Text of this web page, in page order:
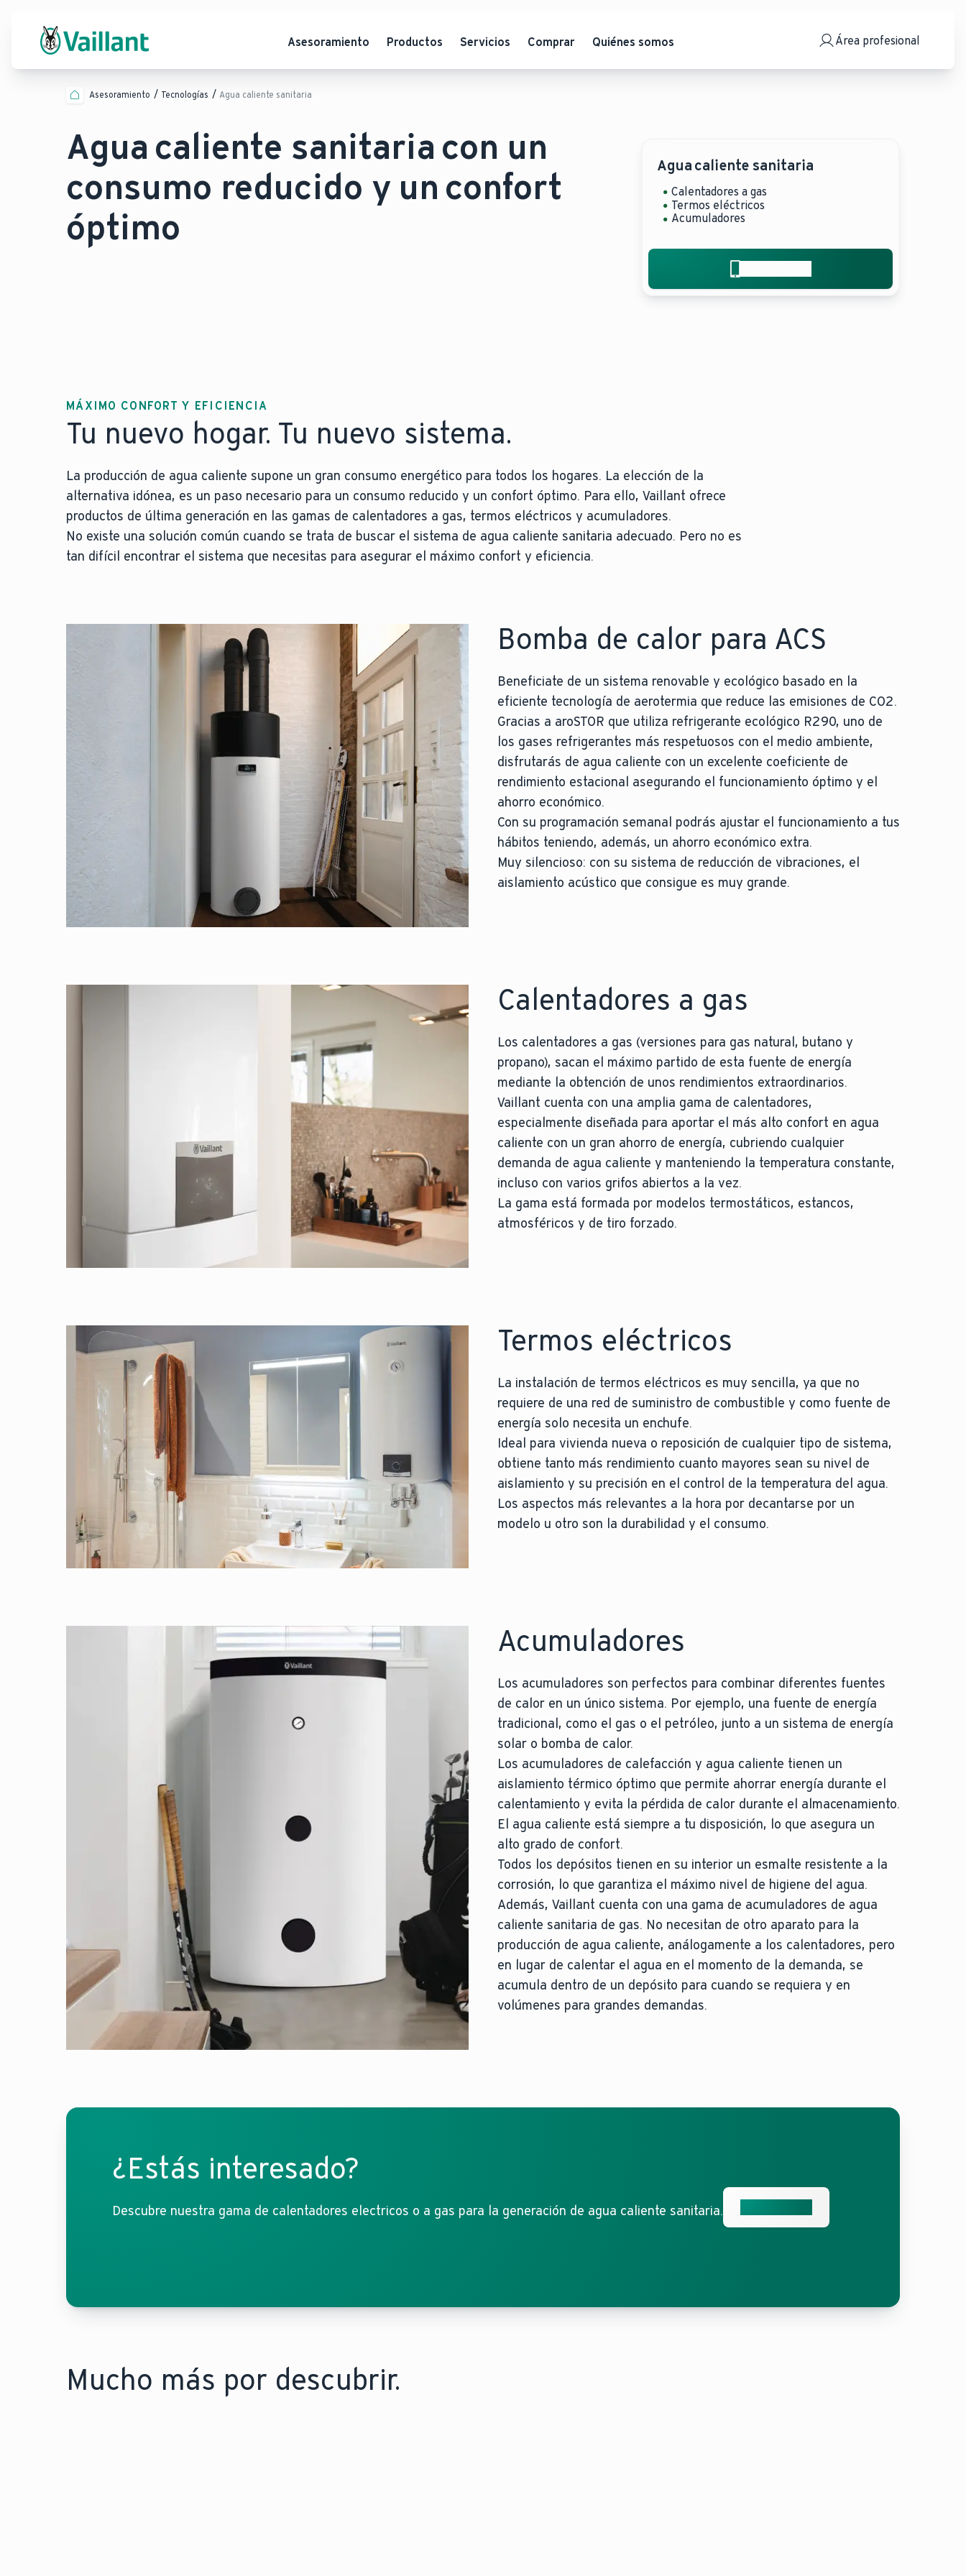
Asesoramiento Productos Servicios Comprar Quiénes somos Área profesional
Asesoramiento Tecnologías Agua caliente sanitaria
Agua caliente sanitaria con un
consumo reducido y un confort
óptimo
Agua caliente sanitaria
Calentadores a gas
Termos eléctricos
Acumuladores
MÁXIMO CONFORT Y EFICIENCIA
Tu nuevo hogar. Tu nuevo sistema.
La producción de agua caliente supone un gran consumo energético para todos los hogares. La elección de la
alternativa idónea, es un paso necesario para un consumo reducido y un confort óptimo. Para ello, Vaillant ofrece
productos de última generación en las gamas de calentadores a gas, termos eléctricos y acumuladores.
No existe una solución común cuando se trata de buscar el sistema de agua caliente sanitaria adecuado. Pero no es
tan difícil encontrar el sistema que necesitas para asegurar el máximo confort y eficiencia.
Bomba de calor para ACS
Beneficiate de un sistema renovable y ecológico basado en la
eficiente tecnología de aerotermia que reduce las emisiones de CO2.
Gracias a aroSTOR que utiliza refrigerante ecológico R290, uno de
los gases refrigerantes más respetuosos con el medio ambiente,
disfrutarás de agua caliente con un excelente coeficiente de
rendimiento estacional asegurando el funcionamiento óptimo y el
ahorro económico.
Con su programación semanal podrás ajustar el funcionamiento a tus
hábitos teniendo, además, un ahorro económico extra.
Muy silencioso: con su sistema de reducción de vibraciones, el
aislamiento acústico que consigue es muy grande.
Calentadores a gas
Los calentadores a gas (versiones para gas natural, butano y
propano), sacan el máximo partido de esta fuente de energía
mediante la obtención de unos rendimientos extraordinarios.
Vaillant cuenta con una amplia gama de calentadores,
especialmente diseñada para aportar el más alto confort en agua
caliente con un gran ahorro de energía, cubriendo cualquier
demanda de agua caliente y manteniendo la temperatura constante,
incluso con varios grifos abiertos a la vez.
La gama está formada por modelos termostáticos, estancos,
atmosféricos y de tiro forzado.
Termos eléctricos
La instalación de termos eléctricos es muy sencilla, ya que no
requiere de una red de suministro de combustible y como fuente de
energía solo necesita un enchufe.
Ideal para vivienda nueva o reposición de cualquier tipo de sistema,
obtiene tanto más rendimiento cuanto mayores sean su nivel de
aislamiento y su precisión en el control de la temperatura del agua.
Los aspectos más relevantes a la hora por decantarse por un
modelo u otro son la durabilidad y el consumo.
Acumuladores
Los acumuladores son perfectos para combinar diferentes fuentes
de calor en un único sistema. Por ejemplo, una fuente de energía
tradicional, como el gas o el petróleo, junto a un sistema de energía
solar o bomba de calor.
Los acumuladores de calefacción y agua caliente tienen un
aislamiento térmico óptimo que permite ahorrar energía durante el
calentamiento y evita la pérdida de calor durante el almacenamiento.
El agua caliente está siempre a tu disposición, lo que asegura un
alto grado de confort.
Todos los depósitos tienen en su interior un esmalte resistente a la
corrosión, lo que garantiza el máximo nivel de higiene del agua.
Además, Vaillant cuenta con una gama de acumuladores de agua
caliente sanitaria de gas. No necesitan de otro aparato para la
producción de agua caliente, análogamente a los calentadores, pero
en lugar de calentar el agua en el momento de la demanda, se
acumula dentro de un depósito para cuando se requiera y en
volúmenes para grandes demandas.
¿Estás interesado?
Descubre nuestra gama de calentadores electricos o a gas para la generación de agua caliente sanitaria.
Mucho más por descubrir.